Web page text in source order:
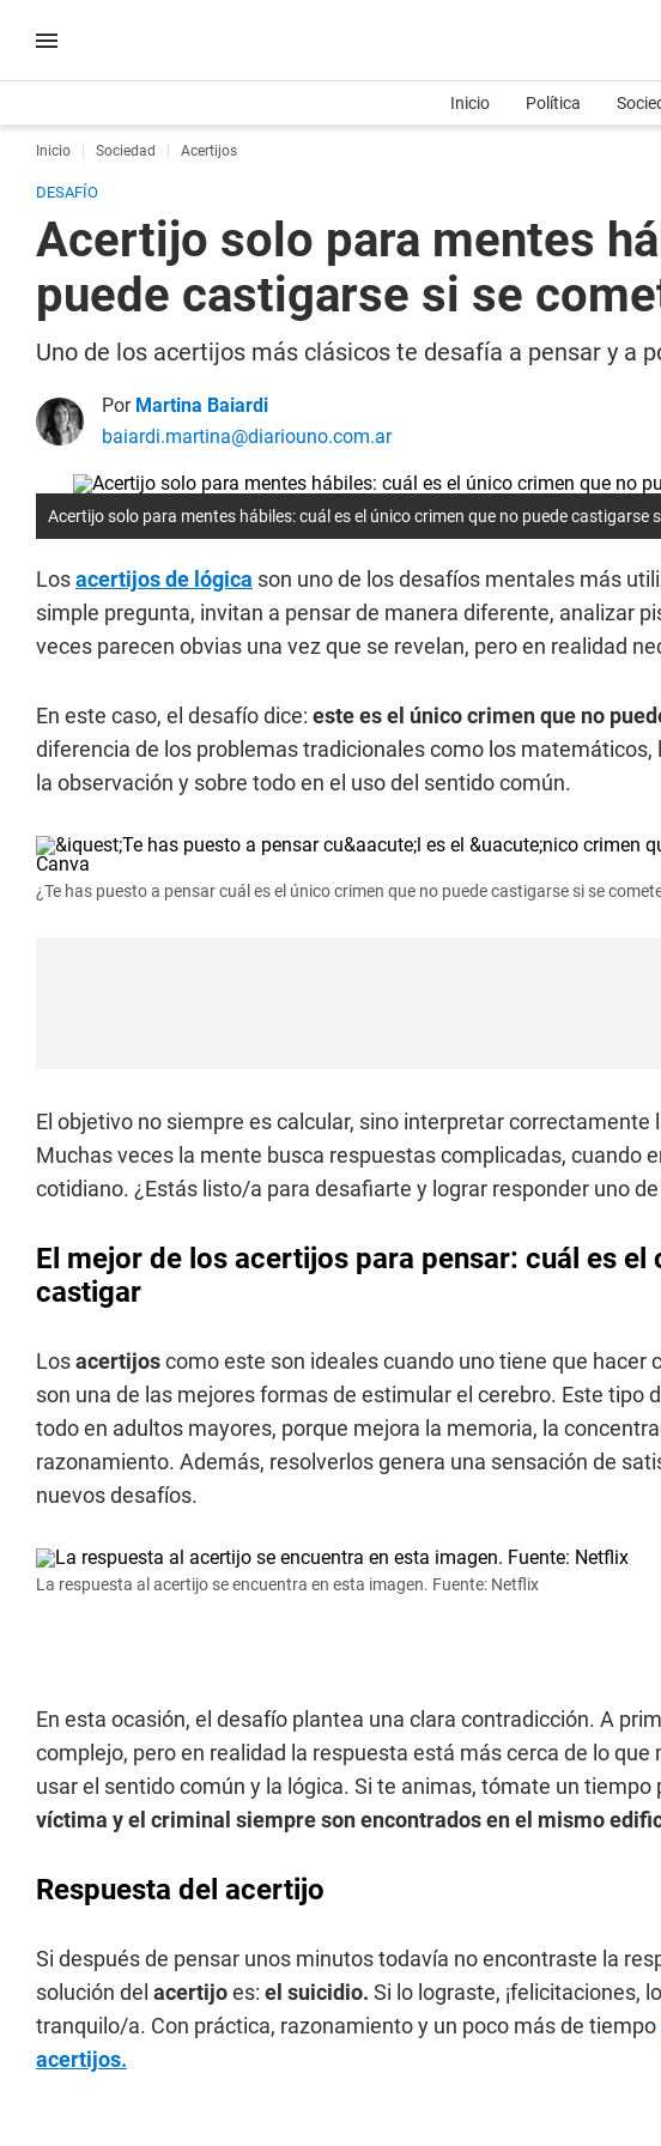
Inicio Política
Inicio Sociedad Acertijos
DESAFÍO
Acertijo solo para mentes
puede castigarse si se
Uno de los acertijos más clásicos te desafía a pensar y a
Por Martina Baiardi
baiardi.martina@diariouno.com.ar
Acertijo solo para mentes hábiles: cuál es el único crimen que no puede castigarse
Losacertijos de lógica son uno de los desafíos mentales más
simple pregunta, invitan a pensar de manera diferente, analizar
veces parecen obvias una vez que se revelan, pero en realidad
En este caso, el desafío dice: este es el único crimen que no
diferencia de los problemas tradicionales como los matemáticos,
la observación y sobre todo en el uso del sentido común.
¿Te has puesto a pensar cuál es el único crimen que no puede castigarse si se
El objetivo no siempre es calcular, sino interpretar
Muchas veces la mente busca respuestas complicadas, cuando
cotidiano. ¿Estás listo/a para desafiarte y lograr responder uno
El mejor de los acertijos para pensar: cuál es el
castigar
Losacertijoscomo este son ideales cuando uno tiene que hacer
son una de las mejores formas de estimular el cerebro. Este tipo
todo en adultos mayores, porque mejora la memoria, la
razonamiento. Además, resolverlos genera una sensación de
nuevos desafíos.
La respuesta al acertijo se encuentra en esta imagen. Fuente: Netflix
En esta ocasión, el desafío plantea una clara contradicción. A
complejo, pero en realidad la respuesta está más cerca de lo
usar el sentido común y la lógica. Si te animas, tómate un tiempo
víctima y el criminal siempre son encontrados en el mismo
Respuesta del acertijo
Si después de pensar unos minutos todavía no encontraste la
solución del acertijoes: el suicidio. Si lo lograste, ¡felicitaciones,
tranquilo/a. Con práctica, razonamiento y un poco más de tiempo
acertijos.